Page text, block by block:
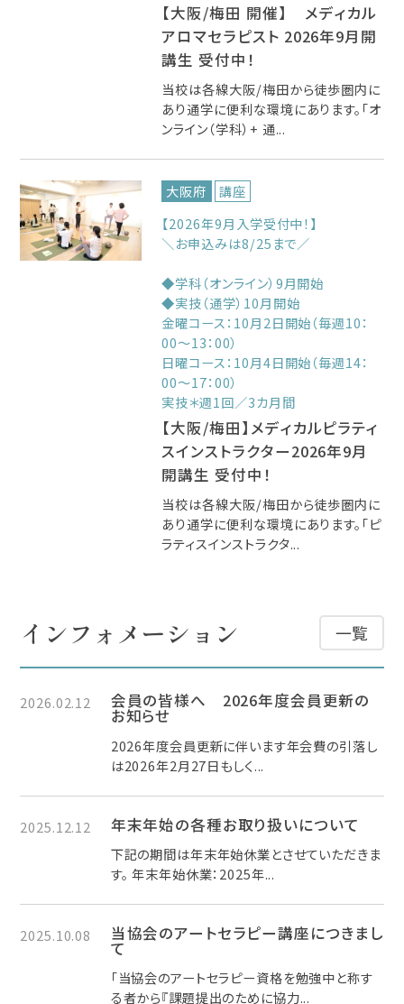
【大阪/梅田 開催】 メディカル
アロマセラピスト 2026年9月開
講生 受付中！
当校は各線大阪/梅田から徒歩圏内に
あり通学に便利な環境にあります。「オ
ンライン（学科）+ 通...
大阪府
講座
【2026年9月入学受付中！】
＼お申込みは8/25まで／
◆学科（オンライン）9月開始
◆実技（通学）10月開始
金曜コース：10月2日開始（毎週10：
00～13：00）
日曜コース：10月4日開始（毎週14：
00～17：00）
実技＊週1回／3カ月間
【大阪/梅田】メディカルピラティ
スインストラクター2026年9月
開講生 受付中！
当校は各線大阪/梅田から徒歩圏内に
あり通学に便利な環境にあります。「ピ
ラティスインストラクタ...
インフォメーション 一覧
2026.02.12 会員の皆様へ 2026年度会員更新の
お知らせ
2026年度会員更新に伴います年会費の引落し
は2026年2月27日もしく...
2025.12.12 年末年始の各種お取り扱いについて
下記の期間は年末年始休業とさせていただきま
す。 年末年始休業：2025年...
2025.10.08 当協会のアートセラピー講座につきまし
て
「当協会のアートセラピー資格を勉強中と称す
る者から『課題提出のために協力...